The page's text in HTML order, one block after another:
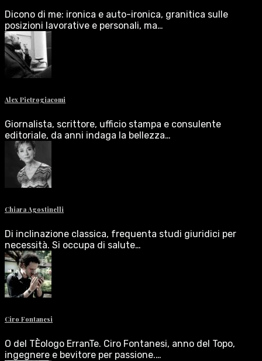
Dicono di me: ironica e auto-ironica, granitica sulle
posizioni lavorative e personali, ma…
Alex Pietrogiacomi
Giornalista, scrittore, ufficio stampa e consulente
editoriale, da anni indaga la bellezza…
Chiara Agostinelli
Di inclinazione classica, frequenta studi giuridici per
necessità. Si occupa di salute…
Ciro Fontanesi
O del TÈologo ErranTe. Ciro Fontanesi, anno del Topo,
ingegnere e bevitore per passione.…